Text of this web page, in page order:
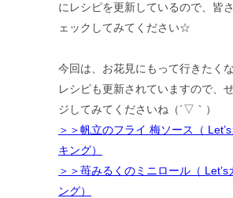
にレシピを更新しているので、皆
ェックしてみてください☆
今回は、お花見にもって行きたく
レシピも更新されていますので、
ジしてみてくださいね（´▽｀）
＞＞帆立のフライ 梅ソース（
キング）
＞＞苺みるくのミニロール（ Let’s
ング）